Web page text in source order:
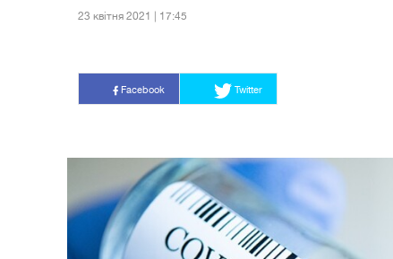
23 квiтня 2021 | 17:45
Facebook Twitter